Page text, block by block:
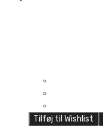
Tilføj til Wishlist